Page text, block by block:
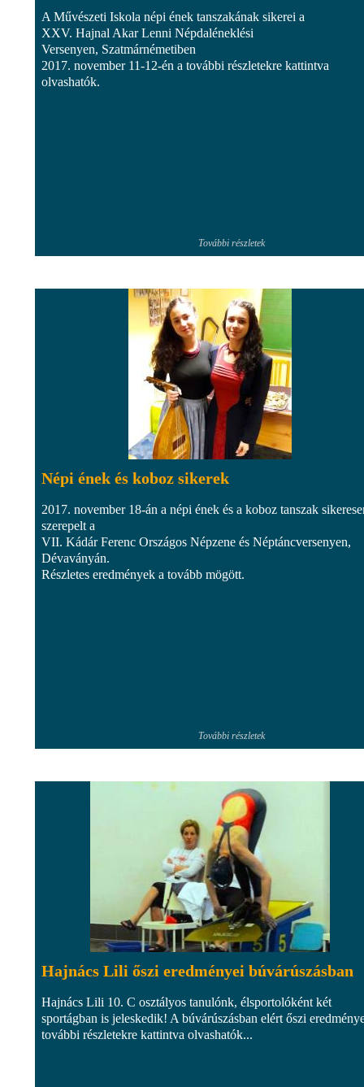
A Művészeti Iskola népi ének tanszakának sikerei a
XXV. Hajnal Akar Lenni Népdaléneklési
Versenyen, Szatmárnémetiben
2017. november 11-12-én a további részletekre kattintva
olvashatók.
További részletek
Népi ének és koboz sikerek
2017. november 18-án a népi ének és a koboz tanszak
szerepelt a
VII. Kádár Ferenc Országos Népzene és Néptáncversenyen,
Dévaványán.
Részletes eredmények a tovább mögött.
További részletek
Hajnács Lili őszi eredményei búvárúszásban
Hajnács Lili 10. C osztályos tanulónk, élsportolóként két
sportágban is jeleskedik! A búvárúszásban elért őszi
további részletekre kattintva olvashatók...